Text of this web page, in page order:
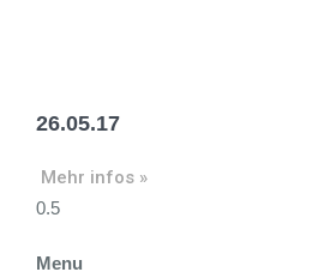
26.05.17
Mehr infos »
Menu